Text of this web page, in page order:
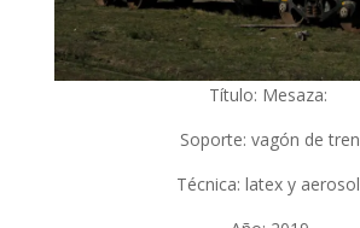
Título: Mesaza:
Soporte: vagón de tren
Técnica: latex y aerosol